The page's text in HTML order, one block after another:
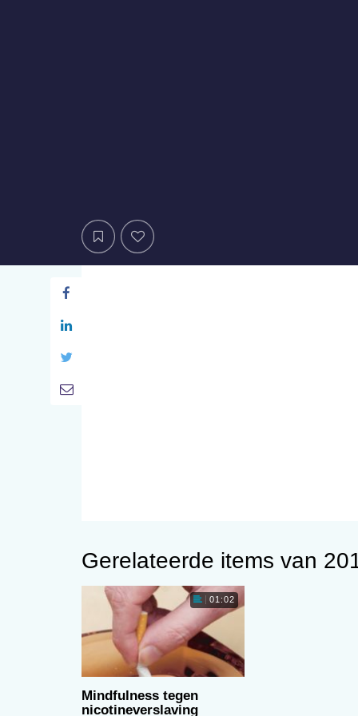
Gerelateerde items van
01:02
Mindfulness tegen
nicotineverslaving